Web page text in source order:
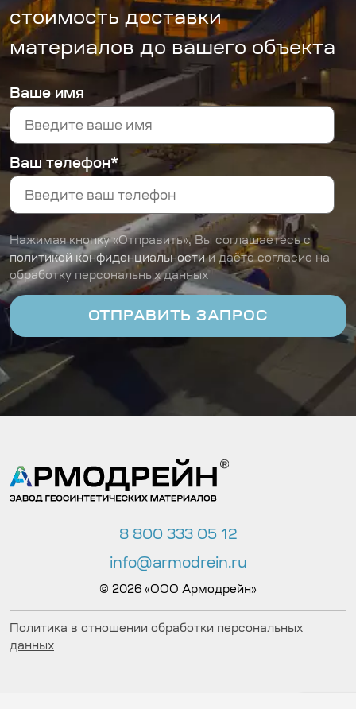
стоимость доставки
материалов до вашего объекта
Ваше имя
Ваш телефон*
Нажимая кнопку «Отправить», Вы соглашаетесь с
политикой конфиденциальностии даёте согласие на
обработку персональных данных
8 800 333 05 12
info@armodrein.ru
© 2026 «ООО Армодрейн»
Политика в отношении обработки персональных
данных